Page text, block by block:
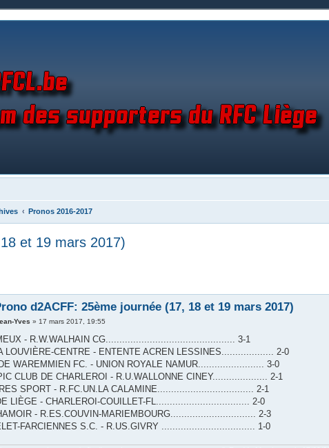
Pronos 2016-2017
et 19 mars 2017)
d2ACFF: 25ème journée (17, 18 et 19 mars 2017)
Yves » 17 mars 2017, 19:55
- R.W.WALHAIN CG............................................... 3-1
LOUVIÈRE-CENTRE - ENTENTE ACREN LESSINES................... 2-0
WAREMMIEN FC. - UNION ROYALE NAMUR........................ 3-0
CLUB DE CHARLEROI - R.U.WALLONNE CINEY.................... 2-1
SPORT - R.FC.UN.LA CALAMINE................................... 2-1
LIÈGE - CHARLEROI-COUILLET-FL.................................. 2-0
- R.ES.COUVIN-MARIEMBOURG............................... 2-3
FARCIENNES S.C. - R.US.GIVRY .................................. 1-0